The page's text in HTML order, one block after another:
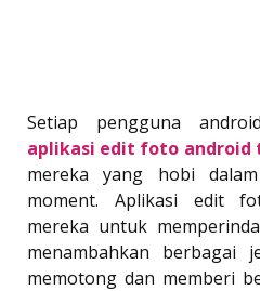
Setiap pengguna
aplikasi edit foto android
mereka yang hobi
moment. Aplikasi edit
mereka untuk
menambahkan berbagai
memotong dan memberi